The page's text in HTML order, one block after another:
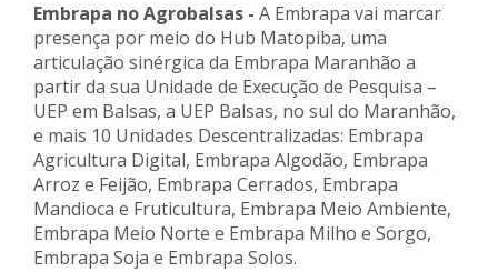
Embrapa no Agrobalsas - A Embrapa vai marcar
presença por meio do Hub Matopiba, uma
articulação sinérgica da Embrapa Maranhão a
partir da sua Unidade de Execução de Pesquisa –
UEP em Balsas, a UEP Balsas, no sul do Maranhão,
e mais 10 Unidades Descentralizadas: Embrapa
Agricultura Digital, Embrapa Algodão, Embrapa
Arroz e Feijão, Embrapa Cerrados, Embrapa
Mandioca e Fruticultura, Embrapa Meio Ambiente,
Embrapa Meio Norte e Embrapa Milho e Sorgo,
Embrapa Soja e Embrapa Solos.